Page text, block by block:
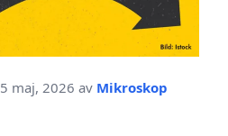
maj, 2026 av Mikroskop